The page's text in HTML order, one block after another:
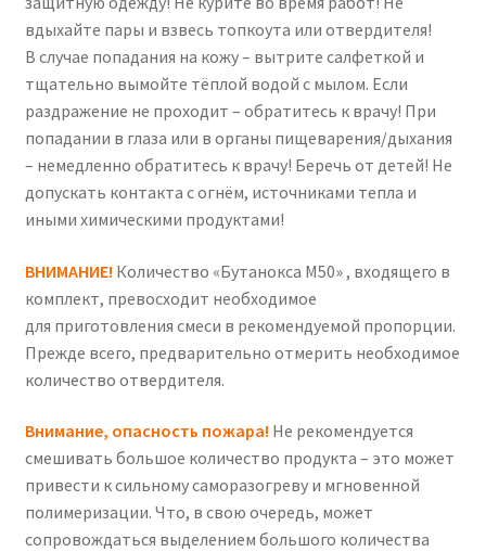
вдыхайте пары и взвесь топкоута или отвердителя!
В случае попадания на кожу – вытрите салфеткой и
тщательно вымойте тёплой водой с мылом. Если
раздражение не проходит – обратитесь к врачу! При
попадании в глаза или в органы пищеварения/дыхания
– немедленно обратитесь к врачу! Беречь от детей! Не
допускать контакта с огнём, источниками тепла и
иными химическими продуктами!
ВНИМАНИЕ! Количество «Бутанокса M50» , входящего в
комплект, превосходит необходимое
для приготовления смеси в рекомендуемой пропорции.
Прежде всего, предварительно отмерить необходимое
количество отвердителя.
Внимание, опасность пожара! Не рекомендуется
смешивать большое количество продукта – это может
привести к сильному саморазогреву и мгновенной
полимеризации. Что, в свою очередь, может
сопровождаться выделением большого количества